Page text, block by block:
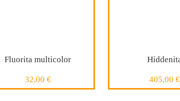
Fluorita multicolor
32,00 € 405,00 €